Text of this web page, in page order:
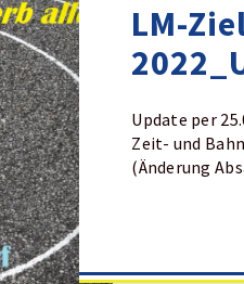
LM-
Update per
Zeit- und
(Änderung